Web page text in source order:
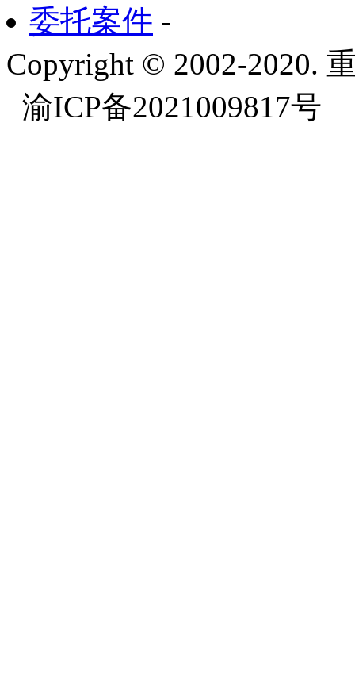
委托案件 -
Copyright © 2002-2020.
渝ICP备2021009817号